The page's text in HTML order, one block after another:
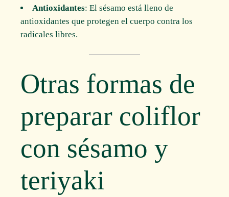
Antioxidantes: El sésamo está lleno de
antioxidantes que protegen el cuerpo contra los
radicales libres.
Otras formas de
preparar coliflor
con sésamo y
teriyaki